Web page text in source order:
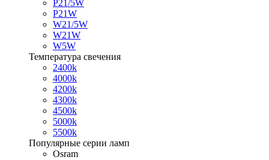
P21/5W
P21W
W21/5W
W21W
W5W
Температура свечения
2400k
4000k
4200k
4300k
4500k
5000k
5500k
Популярные серии ламп
Osram